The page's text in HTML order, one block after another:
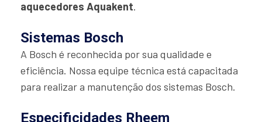
aquecedores Aquakent.
Sistemas Bosch
A Bosch é reconhecida por sua qualidade e
eficiência. Nossa equipe técnica está capacitada
para realizar a manutenção dos sistemas Bosch.
Especificidades Rheem